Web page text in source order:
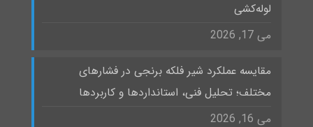
لوله‌کشی
می 17, 2026
مقایسه عملکرد شیر فلکه برنجی در فشارهای
مختلف؛ تحلیل فنی، استانداردها و کاربردها
می 16, 2026